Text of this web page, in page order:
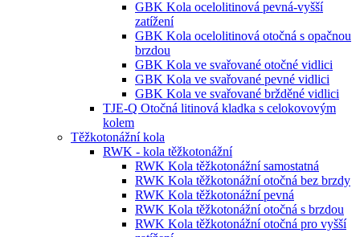
GBK Kola ocelolitinová pevná-vyšší
zatížení
GBK Kola ocelolitinová otočná s opačnou
brzdou
GBK Kola ve svařované otočné vidlici
GBK Kola ve svařované pevné vidlici
GBK Kola ve svařované bržděné vidlici
TJE-Q Otočná litinová kladka s celokovovým
kolem
Těžkotonážní kola
RWK - kola těžkotonážní
RWK Kola těžkotonážní samostatná
RWK Kola těžkotonážní otočná bez brzdy
RWK Kola těžkotonážní pevná
RWK Kola těžkotonážní otočná s brzdou
RWK Kola těžkotonážní otočná pro vyšší